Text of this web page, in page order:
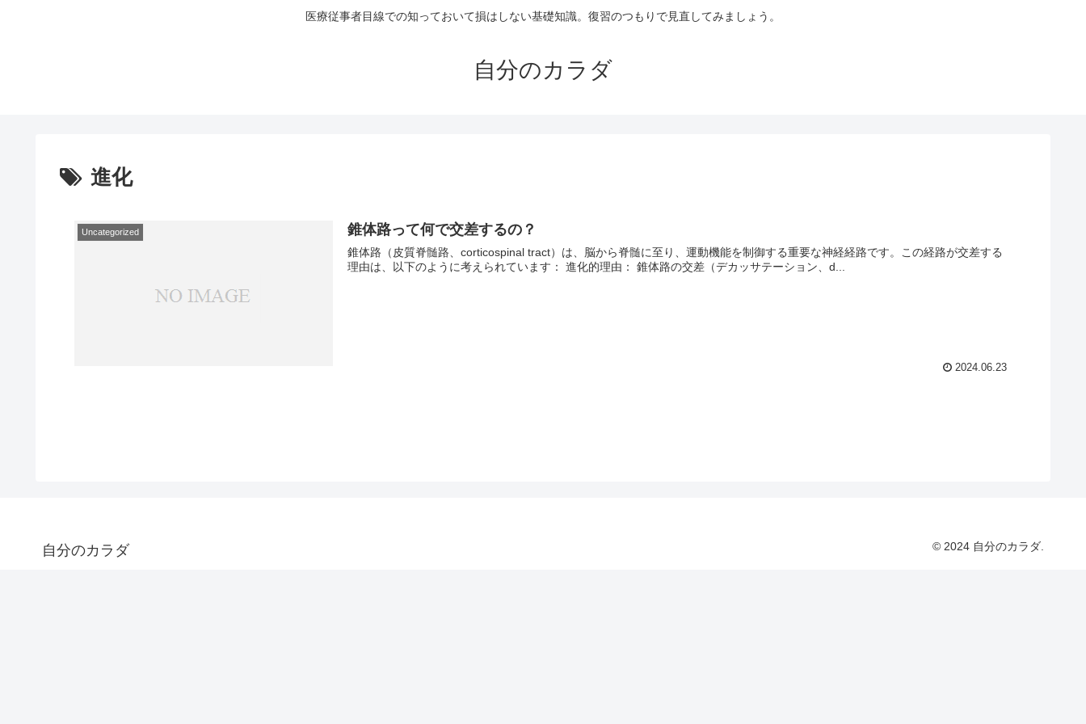
医療従事者目線での知っておいて損はしない基礎知識。復習のつもりで見直してみましょう。
自分のカラダ
進化
Uncategorized 錐体路って何で交差するの？
錐体路（皮質脊髄路、corticospinal tract）は、脳から脊髄に至り、運動機能を制御する重要な神経経路です。この経路が交差する
理由は、以下のように考えられています： 進化的理由： 錐体路の交差（デカッサテーション、d...
2024.06.23
自分のカラダ © 2024 自分のカラダ.